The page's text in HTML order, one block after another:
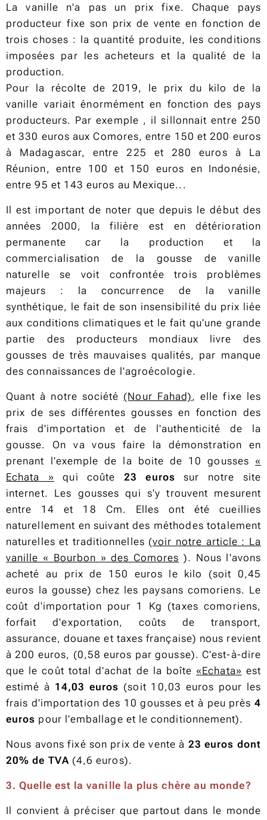
La vanille n'a pas un prix fixe. Chaque pays
producteur fixe son prix de vente en fonction de
trois choses : la quantité produite, les conditions
imposées par les acheteurs et la qualité de la
production.
Pour la récolte de 2019, le prix du kilo de la
vanille variait énormément en fonction des pays
producteurs. Par exemple , il sillonnait entre 250
et 330 euros aux Comores, entre 150 et 200 euros
à Madagascar, entre 225 et 280 euros à La
Réunion, entre 100 et 150 euros en Indonésie,
entre 95 et 143 euros au Mexique...
Il est important de noter que depuis le début des
années 2000, la filière est en détérioration
permanente car la production et la
commercialisation de la gousse de vanille
naturelle se voit confrontée trois problèmes
majeurs : la concurrence de la vanille
synthétique, le fait de son insensibilité du prix liée
aux conditions climatiques et le fait qu'une grande
partie des producteurs mondiaux livre des
gousses de très mauvaises qualités, par manque
des connaissances de l'agroécologie.
Quant à notre société (Nour Fahad), elle fixe les
prix de ses différentes gousses en fonction des
frais d'importation et de l'authenticité de la
gousse. On va vous faire la démonstration en
prenant l'exemple de la boite de 10 gousses «
Echata » qui coûte 23 euros sur notre site
internet. Les gousses qui s'y trouvent mesurent
entre 14 et 18 Cm. Elles ont été cueillies
naturellement en suivant des méthodes totalement
naturelles et traditionnelles (voir notre article : La
vanille « Bourbon » des Comores ). Nous l'avons
acheté au prix de 150 euros le kilo (soit 0,45
euros la gousse) chez les paysans comoriens. Le
coût d'importation pour 1 Kg (taxes comoriens,
forfait d'exportation, coûts de transport,
assurance, douane et taxes française) nous revient
à 200 euros, (0,58 euros par gousse). C'est-à-dire
que le coût total d'achat de la boîte «Echata» est
estimé à 14,03 euros (soit 10,03 euros pour les
frais d'importation des 10 gousses et à peu près 4
euros pour l'emballage et le conditionnement).
Nous avons fixé son prix de vente à 23 euros dont
20% de TVA (4,6 euros).
3. Quelle est la vanille la plus chère au monde?
Il convient à préciser que partout dans le monde